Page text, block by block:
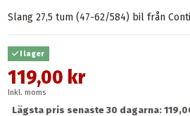
Slang 27,5 tum (47-62/584) bil från
I lager
119,00 kr
Inkl. moms
Lägsta pris senaste 30 dagarna: